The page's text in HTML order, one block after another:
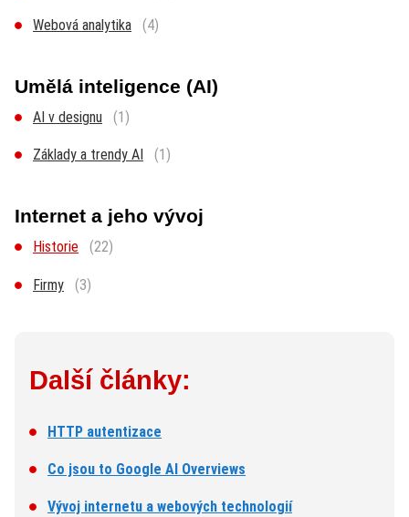
Webová analytika (4)
Umělá inteligence (AI)
AI v designu (1)
Základy a trendy AI (1)
Internet a jeho vývoj
Historie (22)
Firmy (3)
Další články:
HTTP autentizace
Co jsou to Google AI Overviews
Vývoj internetu a webových technologií